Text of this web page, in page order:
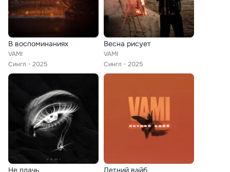
В воспоминаниях
VAMI
Сингл
2025
Весна рисует
VAMI
Сингл
2025
Не плачь Летний вайб